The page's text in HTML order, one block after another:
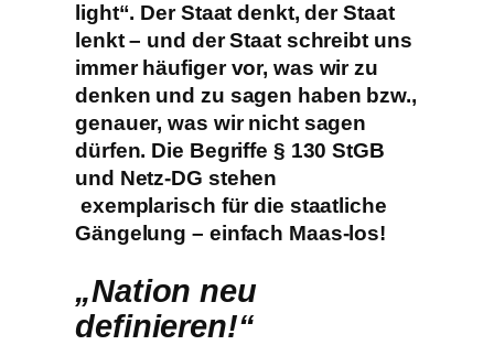
light“. Der Staat denkt, der Staat
lenkt – und der Staat schreibt uns
immer häufiger vor, was wir zu
denken und zu sagen haben bzw.,
genauer, was wir nicht sagen
dürfen. Die Begriffe § 130 StGB
und Netz-DG stehen
exemplarisch für die staatliche
Gängelung – einfach Maas-los!
„Nation neu
definieren!“